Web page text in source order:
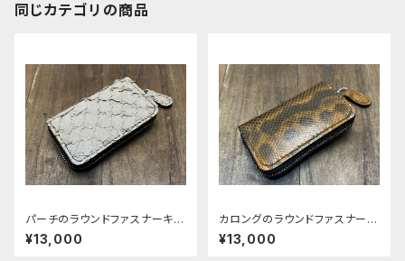
同じカテゴリの商品
パーチのラウンドファスナーキー
ケース
¥13,000
カロングのラウンドファスナーキ
ーケース
¥13,000